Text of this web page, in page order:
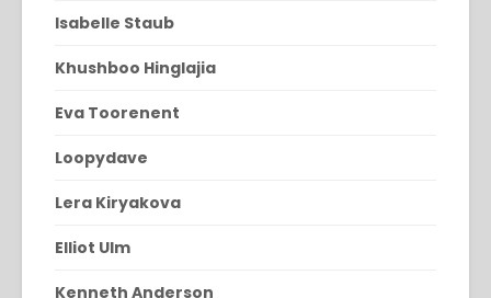
Isabelle Staub
Khushboo Hinglajia
Eva Toorenent
Loopydave
Lera Kiryakova
Elliot Ulm
Kenneth Anderson